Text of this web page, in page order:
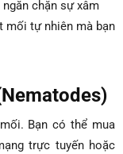
chặn sự xâm
mối tự nhiên mà bạn
Bạn có thể mua
trực tuyến hoặc